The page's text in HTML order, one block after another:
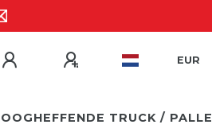
EUR
TRUCK /